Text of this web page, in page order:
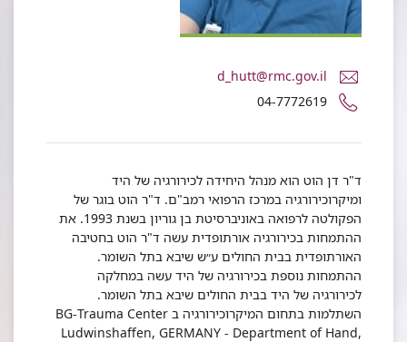
דואר
אלקטרוני
ד"ר
הוט
d_hutt@rmc.gov.il
מספר
טלפון
דן
הוט
04-7772619
ד"ר דן הוט הוא מנהל היחידה לכירורגיה של היד
ומיקרוכירורגיה במרכז הרפואי רמב"ם. ד"ר הוט בוגר של
הפקולטה לרפואה באוניברסיטת בן גוריון בשנת 1993. את
ההתמחות בכירורגיה אורתופדית עשה ד"ר הוט בחטיבה
האורתופדית בבית החולים ע״ש שיבא בתל השומר.
ההתמחות נוספת בכירורגיה של היד עשה במחלקה
לכירורגיה של היד בבית החולים שיבא בתל השומר.
השתלמות בתחום המיקרוכירורגיה ב BG-Trauma Center
Ludwinshaffen, GERMANY - Department of Hand,